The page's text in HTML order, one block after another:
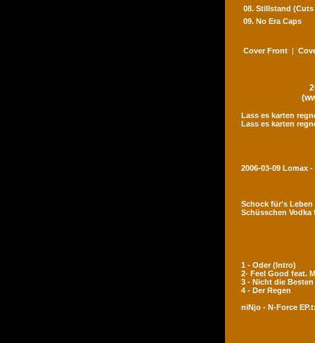
08. Stillstand
09. No Era Caps
Cover Front |
Lass es karten
Lass es karten
2006-03-09 Lomax
Schock für's
Schüsschen Vodka
1 - Oder (Intro)
2- Feel Good feat.
3 - Nicht die Besten
4 - Der Regen
niNjo - N-Force